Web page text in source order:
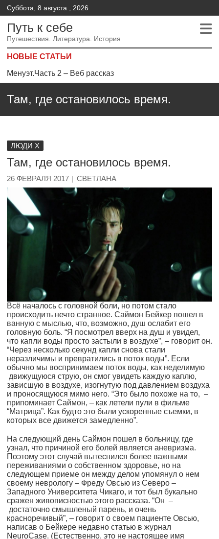
Суббота, 8 августа , 2026
Путь к себе
Путешествия. Литература. История
НОВЫЕ СТАТЬИ
Менуэт. Часть 4. – Веб рассказ
Менуэт.Часть 2 – Веб рассказ
Там, где остановилось время.
ЛЮДИ Х
Там, где остановилось время.
26 ФЕВРАЛЯ 2017 СВЕТЛАНА
Всё началось с головной боли, но потом стало
происходить нечто странное. Саймон Бейкер пошел в
ванную с мыслью, что, возможно, душ ослабит его
головную боль. “Я посмотрел вверх на душ и увидел,
что капли воды просто застыли в воздухе”, – говорит он.
“Через несколько секунд капли снова стали
неразличимы и превратились в поток воды”. Если
обычно мы воспринимаем поток воды, как неделимую
движущуюся струю, он смог увидеть каждую каплю,
зависшую в воздухе, изогнутую под давлением воздуха
и проносящуюся мимо него. “Это было похоже на то, –
припоминает Саймон, – как летели пули в фильме
“Матрица”. Как будто это были ускоренные съемки, в
которых все движется замедленно”.
На следующий день Саймон пошел в больницу, где
узнал, что причиной его болей является аневризма.
Поэтому этот случай вытеснился более важными
переживаниями о собственном здоровье, но на
следующем приеме он между делом упомянул о нем
своему неврологу – Фреду Овсью из Северо –
Западного Университета Чикаго, и тот был букально
сражен живописностью этого рассказа. “Он –
достаточно смышленый парень, и очень
красноречивый”, – говорит о своем пациенте Овсью,
написав о Бейкере недавно статью в журнал
NeuroCase. (Естественно, это не настоящее имя